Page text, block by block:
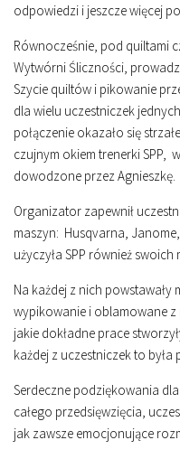
odpowiedzi i jeszcze więcej
Równocześnie, pod quiltami
Wytwórni Śliczności,
Szycie quiltów i pikowanie
dla wielu uczestniczek
połączenie okazało się
czujnym okiem trenerki SPP,
dowodzone przez Agnieszkę.
Organizator zapewnił
maszyn: Husqvarna,
użyczyła SPP również
Na każdej z nich powstawały
wypikowanie i oblamowane
jakie dokładne prace
każdej z uczestniczek to
Serdeczne podziękowania
całego przedsięwzięcia,
jak zawsze emocjonujące